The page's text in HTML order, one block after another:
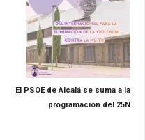
El PSOE de Alcalá se suma a la
programación del 25N